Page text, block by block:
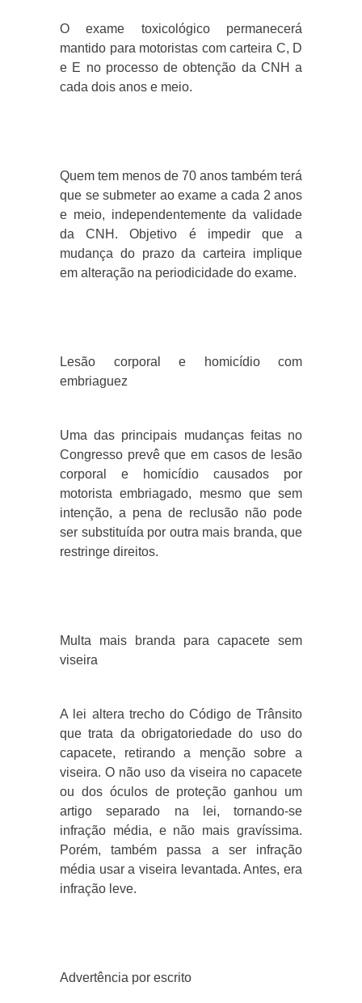
O exame toxicológico permanecerá
mantido para motoristas com carteira C, D
e E no processo de obtenção da CNH a
cada dois anos e meio.
Quem tem menos de 70 anos também terá
que se submeter ao exame a cada 2 anos
e meio, independentemente da validade
da CNH. Objetivo é impedir que a
mudança do prazo da carteira implique
em alteração na periodicidade do exame.
Lesão corporal e homicídio com
embriaguez
Uma das principais mudanças feitas no
Congresso prevê que em casos de lesão
corporal e homicídio causados por
motorista embriagado, mesmo que sem
intenção, a pena de reclusão não pode
ser substituída por outra mais branda, que
restringe direitos.
Multa mais branda para capacete sem
viseira
A lei altera trecho do Código de Trânsito
que trata da obrigatoriedade do uso do
capacete, retirando a menção sobre a
viseira. O não uso da viseira no capacete
ou dos óculos de proteção ganhou um
artigo separado na lei, tornando-se
infração média, e não mais gravíssima.
Porém, também passa a ser infração
média usar a viseira levantada. Antes, era
infração leve.
Advertência por escrito